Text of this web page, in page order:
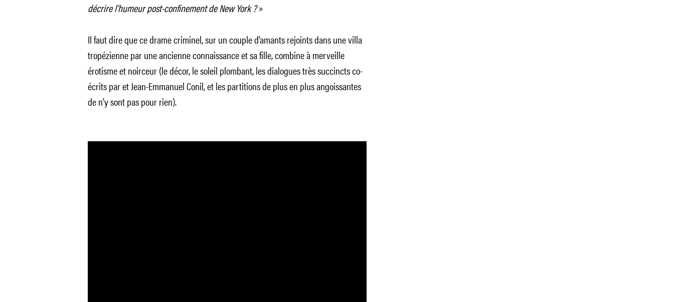
décrire l’humeur post-confinement de New York ?»
Il faut dire que ce drame criminel, sur un couple d’amants rejoints dans une villa
tropézienne par une ancienne connaissance et sa fille, combine à merveille
érotisme et noirceur (le décor, le soleil plombant, les dialogues très succincts co-
écrits par et Jean-Emmanuel Conil, et les partitions de plus en plus angoissantes
de n’y sont pas pour rien).